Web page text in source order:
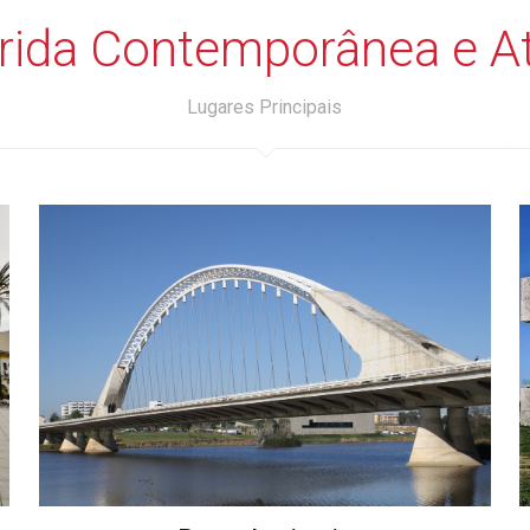
Contemporânea e
Lugares Principais